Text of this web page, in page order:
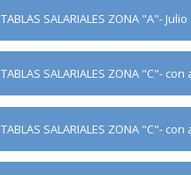
TABLAS SALARIALES ZONA "A"-
TABLAS SALARIALES ZONA "C"-
TABLAS SALARIALES ZONA "C"-